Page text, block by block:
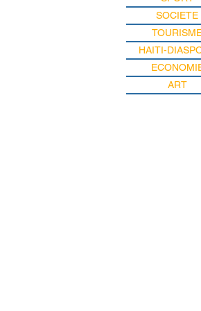
SOCIETE
HAITI-
ART